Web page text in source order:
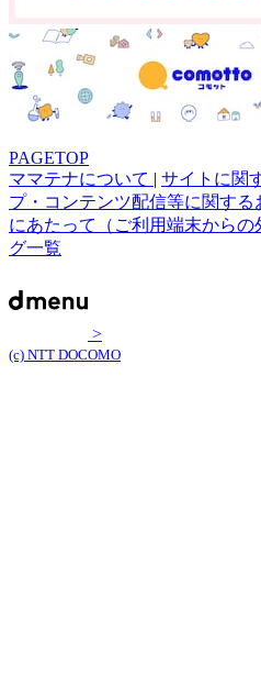
PAGETOP
ママテナについて | サイトに関
プ・コンテンツ配信等に関する
にあたって（ご利用端末からの
グ一覧
>
(c) NTT DOCOMO